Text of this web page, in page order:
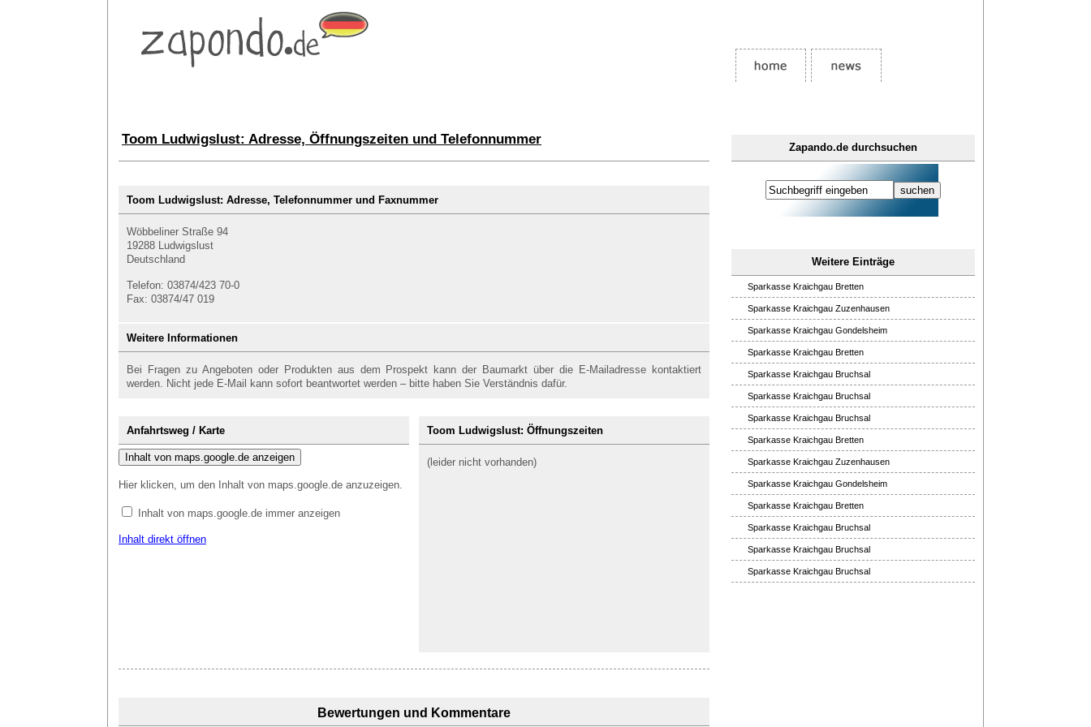
Zapando.de durchsuchen
Weitere Einträge
Sparkasse Kraichgau Bretten
Sparkasse Kraichgau Zuzenhausen
Sparkasse Kraichgau Gondelsheim
Sparkasse Kraichgau Bretten
Sparkasse Kraichgau Bruchsal
Sparkasse Kraichgau Bruchsal
Sparkasse Kraichgau Bruchsal
Sparkasse Kraichgau Bretten
Sparkasse Kraichgau Zuzenhausen
Sparkasse Kraichgau Gondelsheim
Sparkasse Kraichgau Bretten
Sparkasse Kraichgau Bruchsal
Sparkasse Kraichgau Bruchsal
Sparkasse Kraichgau Bruchsal
Toom Ludwigslust: Adresse, Öffnungszeiten und Telefonnummer
Toom Ludwigslust: Adresse, Telefonnummer und Faxnummer
Wöbbeliner Straße 94
19288 Ludwigslust
Deutschland
Telefon: 03874/423 70-0
Fax: 03874/47 019
Weitere Informationen
Bei Fragen zu Angeboten oder Produkten aus dem Prospekt kann der Baumarkt über die E-Mailadresse kontaktiert
werden. Nicht jede E-Mail kann sofort beantwortet werden – bitte haben Sie Verständnis dafür.
Anfahrtsweg / Karte
Inhalt von maps.google.de anzeigen
Hier klicken, um den Inhalt von maps.google.de anzuzeigen.
Inhalt von maps.google.de immer anzeigen
Inhalt direkt öffnen
Toom Ludwigslust: Öffnungszeiten
(leider nicht vorhanden)
Bewertungen und Kommentare